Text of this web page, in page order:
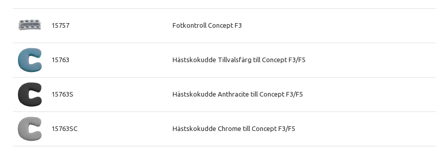
15757 Fotkontroll Concept F3
15763 Hästskokudde Tillvalsfärg till Concept F3/F5
15763S Hästskokudde Anthracite till Concept F3/F5
15763SC Hästskokudde Chrome till Concept F3/F5